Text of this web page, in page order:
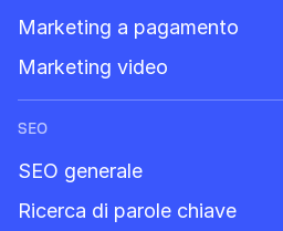
Marketing a pagamento
Marketing video
SEO
SEO generale
Ricerca di parole chiave